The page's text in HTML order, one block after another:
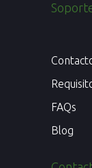
FAQs
Blog